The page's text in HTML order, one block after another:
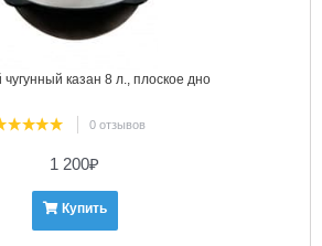
чугунный казан 8 л., плоское дно
0 отзывов
1 200₽
Купить